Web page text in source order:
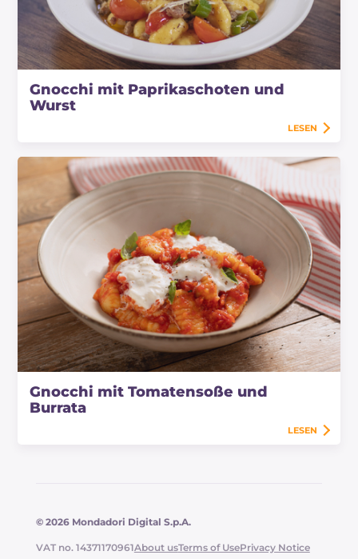
Gnocchi mit Paprikaschoten und
Wurst
LESEN
Gnocchi mit Tomatensoße und
Burrata
LESEN
© 2026 Mondadori Digital S.p.A.
VAT no. 14371170961About usTerms of UsePrivacy Notice